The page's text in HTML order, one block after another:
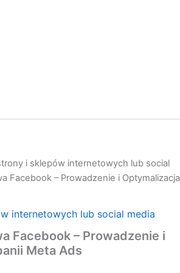
i sklepów internetowych lub social
Facebook – Prowadzenie i Optymalizacja
internetowych lub social media
Facebook – Prowadzenie i
Meta Ads